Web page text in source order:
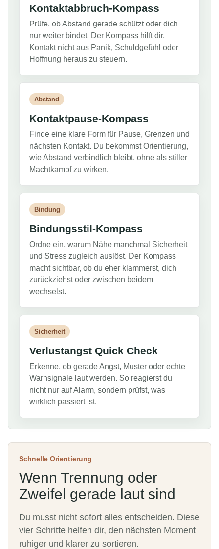
Kontaktabbruch-Kompass
Prüfe, ob Abstand gerade schützt oder dich
nur weiter bindet. Der Kompass hilft dir,
Kontakt nicht aus Panik, Schuldgefühl oder
Hoffnung heraus zu steuern.
Abstand
Kontaktpause-Kompass
Finde eine klare Form für Pause, Grenzen und
nächsten Kontakt. Du bekommst Orientierung,
wie Abstand verbindlich bleibt, ohne als stiller
Machtkampf zu wirken.
Bindung
Bindungsstil-Kompass
Ordne ein, warum Nähe manchmal Sicherheit
und Stress zugleich auslöst. Der Kompass
macht sichtbar, ob du eher klammerst, dich
zurückziehst oder zwischen beidem
wechselst.
Sicherheit
Verlustangst Quick Check
Erkenne, ob gerade Angst, Muster oder echte
Warnsignale laut werden. So reagierst du
nicht nur auf Alarm, sondern prüfst, was
wirklich passiert ist.
Schnelle Orientierung
Wenn Trennung oder
Zweifel gerade laut sind
Du musst nicht sofort alles entscheiden. Diese
vier Schritte helfen dir, den nächsten Moment
ruhiger und klarer zu sortieren.